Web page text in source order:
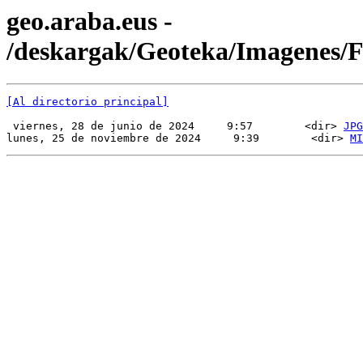
geo.araba.eus -
/deskargak/Geoteka/Imagenes/
[Al directorio principal]
viernes, 28 de junio de 2024     9:57        <dir> JPG
lunes, 25 de noviembre de 2024     9:39        <dir>